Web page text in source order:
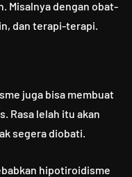
Misalnya dengan obat-
dan terapi-terapi.
juga bisa membuat
Rasa lelah itu akan
segera diobati.
hipotiroidisme